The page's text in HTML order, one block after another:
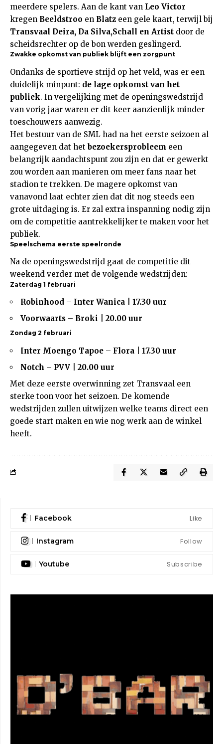
meerdere spelers. Aan de kant van Leo Victor
kregen Beeldstroo en Blatz een gele kaart, terwijl bij
Transvaal Deira, Da Silva,Schall en Artist door de
scheidsrechter op de bon werden geslingerd.
Zwakke opkomst van publiek blijft een zorgpunt
Ondanks de sportieve strijd op het veld, was er een
duidelijk minpunt: de lage opkomst van het
publiek. In vergelijking met de openingswedstrijd
van vorig jaar waren er dit keer aanzienlijk minder
toeschouwers aanwezig.
Het bestuur van de SML had na het eerste seizoen al
aangegeven dat het bezoekersprobleem een
belangrijk aandachtspunt zou zijn en dat er gewerkt
zou worden aan manieren om meer fans naar het
stadion te trekken. De magere opkomst van
vanavond laat echter zien dat dit nog steeds een
grote uitdaging is. Er zal extra inspanning nodig zijn
om de competitie aantrekkelijker te maken voor het
publiek.
Speelschema eerste speelronde
Na de openingswedstrijd gaat de competitie dit
weekend verder met de volgende wedstrijden:
Zaterdag 1 februari
Robinhood – Inter Wanica
17.30 uur
Voorwaarts – Broki 20.00 uur
Zondag 2 februari
Inter Moengo Tapoe – Flora
17.30 uur
Notch – PVV
20.00 uur
Met deze eerste overwinning zet Transvaal een
sterke toon voor het seizoen. De komende
wedstrijden zullen uitwijzen welke teams direct een
goede start maken en wie nog werk aan de winkel
heeft.
Facebook Like
Instagram Follow
Youtube Subscribe